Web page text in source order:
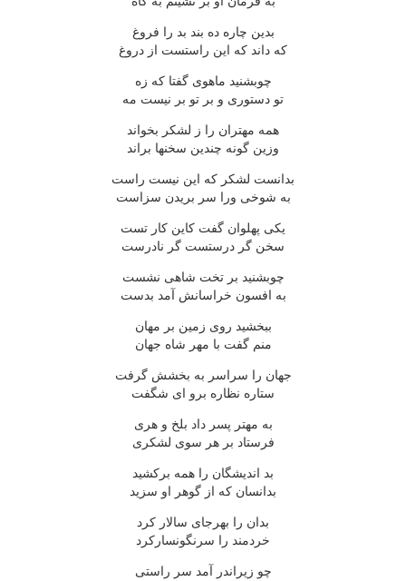
بدین چاره ده بند بد را فروغ
که داند که این راستست از دروغ
چوبشنید ماهوی گفتا که زه
تو دستوری و بر تو بر نیست مه
همه مهتران را ز لشکر بخواند
وزین گونه چندین سخنها براند
بدانست لشکر که این نیست راست
به شوخی ورا سر بریدن سزاست
یکی پهلوان گفت کاین کار تست
سخن گر درستست گر نادرست
چوبشنید بر تخت شاهی نشست
به افسون خراسانش آمد بدست
ببخشید روی زمین بر مهان
منم گفت با مهر شاه جهان
جهان را سراسر به بخشش گرفت
ستاره نظاره برو ای شگفت
به مهتر پسر داد بلخ و هری
فرستاد بر هر سوی لشکری
بد اندیشگان را همه برکشید
بدانسان که از گوهر او سزید
بدان را بهرجای سالار کرد
خردمند را سرنگونسارکرد
چو زیراندر آمد سر راستی